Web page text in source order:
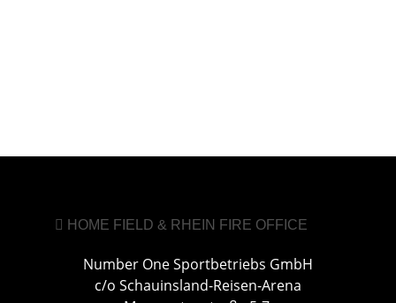
HOME FIELD & RHEIN FIRE OFFICE
Number One Sportbetriebs GmbH
c/o Schauinsland-Reisen-Arena